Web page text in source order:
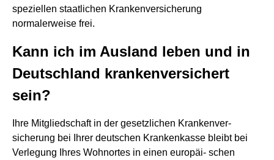
speziellen staatlichen Krankenversicherung
normalerweise frei.
Kann ich im Ausland leben und in
Deutschland krankenversichert
sein?
Ihre Mitgliedschaft in der gesetzlichen Krankenver-
sicherung bei Ihrer deutschen Krankenkasse bleibt bei
Verlegung Ihres Wohnortes in einen europäi- schen